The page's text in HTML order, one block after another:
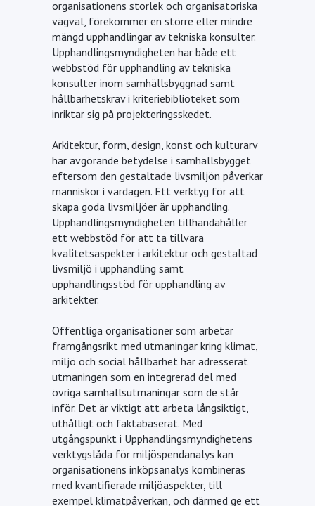
organisationens storlek och organisatoriska
vägval, förekommer en större eller mindre
mängd upphandlingar av tekniska konsulter.
Upphandlingsmyndigheten har både ett
webbstöd för upphandling av tekniska
konsulter inom samhällsbyggnad samt
hållbarhetskrav i kriteriebiblioteket som
inriktar sig på projekteringsskedet.
Arkitektur, form, design, konst och kulturarv
har avgörande betydelse i samhällsbygget
eftersom den gestaltade livsmiljön påverkar
människor i vardagen. Ett verktyg för att
skapa goda livsmiljöer är upphandling.
Upphandlingsmyndigheten tillhandahåller
ett webbstöd för att ta tillvara
kvalitetsaspekter i arkitektur och gestaltad
livsmiljö i upphandling samt
upphandlingsstöd för upphandling av
arkitekter.
Offentliga organisationer som arbetar
framgångsrikt med utmaningar kring klimat,
miljö och social hållbarhet har adresserat
utmaningen som en integrerad del med
övriga samhällsutmaningar som de står
inför. Det är viktigt att arbeta långsiktigt,
uthålligt och faktabaserat. Med
utgångspunkt i Upphandlingsmyndighetens
verktygslåda för miljöspendanalys kan
organisationens inköpsanalys kombineras
med kvantifierade miljöaspekter, till
exempel klimatpåverkan, och därmed ge ett